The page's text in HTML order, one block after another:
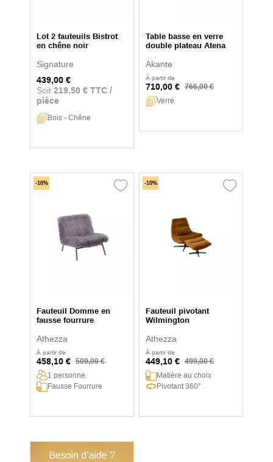
Lot 2 fauteuils Bistrot
en chêne noir
Signature
439,00 €
Soit 219,50 € TTC /
pièce
Bois - Chêne
Table basse en verre
double plateau Atena
Akante
À partir de
710,00 € 766,00 €
Verre
-10%
Fauteuil Domme en
fausse fourrure
Athezza
À partir de
458,10 € 509,00 €
1 personne
Fausse Fourrure
-10%
Fauteuil pivotant
Wilmington
Athezza
À partir de
449,10 € 499,00 €
Matière au choix
Pivotant 360°